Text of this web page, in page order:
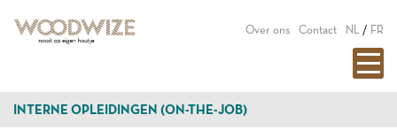
Over ons Contact NL / FR
INTERNE OPLEIDINGEN (ON-THE-JOB)